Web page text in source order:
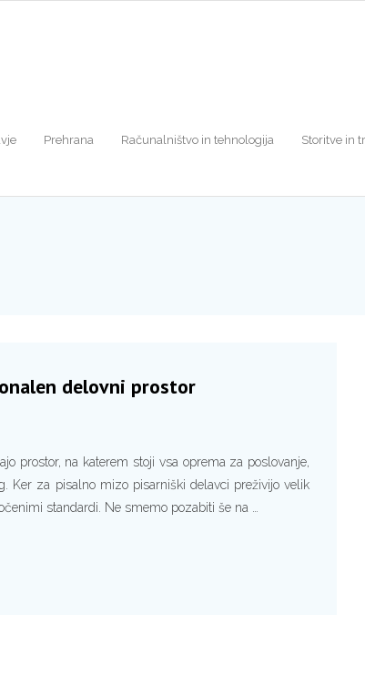
Prehrana Računalništvo in tehnologija Storitve in
delovni prostor
prostor, na katerem stoji vsa oprema za poslovanje,
Ker za pisalno mizo pisarniški delavci preživijo velik
standardi. Ne smemo pozabiti še na …